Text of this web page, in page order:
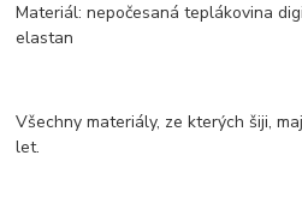
Materiál: nepočesaná teplákovina
elastan
Všechny materiály, ze kterých šiji,
let.